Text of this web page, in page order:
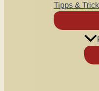
Tipps &